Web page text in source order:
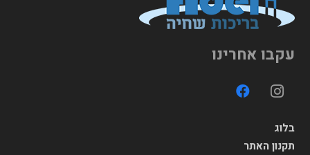
עקבו אחרינו
בלוג
תקנון האתר